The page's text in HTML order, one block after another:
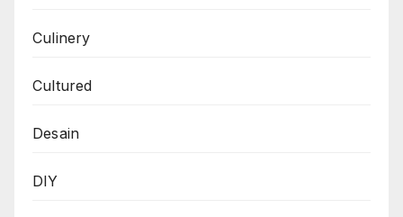
Culinery
Cultured
Desain
DIY